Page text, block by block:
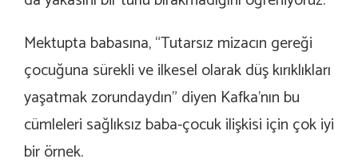
Mektupta babasına, “Tutarsız mizacın gereği
çocuğuna sürekli ve ilkesel olarak düş kırıklıkları
yaşatmak zorundaydın” diyen Kafka’nın bu
cümleleri sağlıksız baba-çocuk ilişkisi için çok iyi
bir örnek.